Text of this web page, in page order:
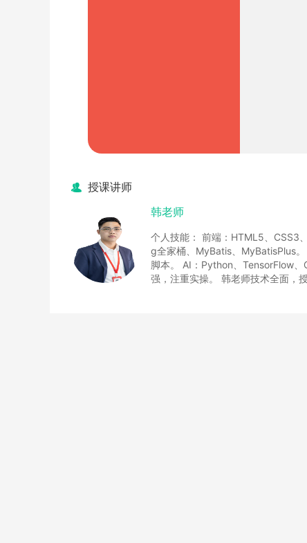
授课讲师
韩老师
个人技能： 前端：HTML5、CSS3
g全家桶、MyBatis、MyBatisPlus
脚本。 AI：Python、TensorFlow
强，注重实操。 韩老师技术全面，